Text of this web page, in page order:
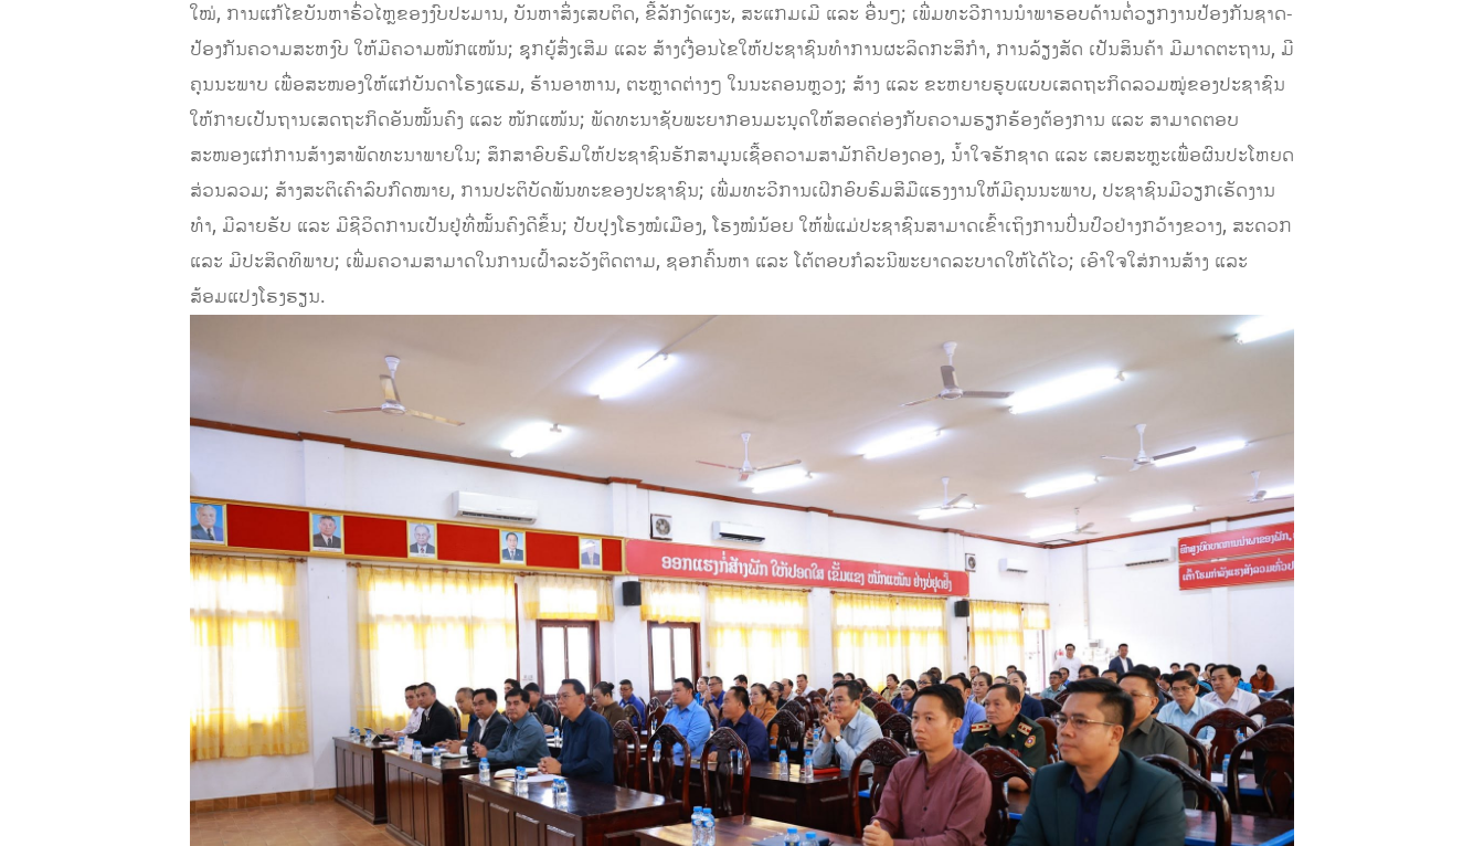
ໃໝ່, ການແກ້ໄຂບັນຫາຮົ່ວໄຫຼຂອງງົບປະມານ, ບັນຫາສິ່ງເສບຕິດ, ຂີ້ລັກງັດແງະ, ສະແກມເມີ ແລະ ອື່ນໆ; ເພີ່ມທະວີການນໍາພາຮອບດ້ານຕໍ່ວຽກງານປ້ອງກັນຊາດ-
ປ້ອງກັນຄວາມສະຫງົບ ໃຫ້ມີຄວາມໜັກແໜ້ນ; ຊຸກຍູ້ສົ່ງເສີມ ແລະ ສ້າງເງື່ອນໄຂໃຫ້ປະຊາຊົນທຳການຜະລິດກະສິກໍາ, ການລ້ຽງສັດ ເປັນສິນຄ້າ ມີມາດຕະຖານ, ມີ
ຄຸນນະພາບ ເພື່ອສະໜອງໃຫ້ແກ່ບັນດາໂຮງແຮມ, ຮ້ານອາຫານ, ຕະຫຼາດຕ່າງໆ ໃນນະຄອນຫຼວງ; ສ້າງ ແລະ ຂະຫຍາຍຮູບແບບເສດຖະກິດລວມໝູ່ຂອງປະຊາຊົນ
ໃຫ້ກາຍເປັນຖານເສດຖະກິດອັນໝັ້ນຄົງ ແລະ ໜັກແໜ້ນ; ພັດທະນາຊັບພະຍາກອນມະນຸດໃຫ້ສອດຄ່ອງກັບຄວາມຮຽກຮ້ອງຕ້ອງການ ແລະ ສາມາດຕອບ
ສະໜອງແກ່ການສ້າງສາພັດທະນາພາຍໃນ; ສຶກສາອົບຮົມໃຫ້ປະຊາຊົນຮັກສາມູນເຊື້ອຄວາມສາມັກຄີປອງດອງ, ນໍ້າໃຈຮັກຊາດ ແລະ ເສຍສະຫຼະເພື່ອຜົນປະໂຫຍດ
ສ່ວນລວມ; ສ້າງສະຕິເຄົາລົບກົດໝາຍ, ການປະຕິບັດພັນທະຂອງປະຊາຊົນ; ເພີ່ມທະວີການເຝິກອົບຮົມສີມືແຮງງານໃຫ້ມີຄຸນນະພາບ, ປະຊາຊົນມີວຽກເຮັດງານ
ທໍາ, ມີລາຍຮັບ ແລະ ມີຊີວິດການເປັນຢູ່ທີ່ໝັ້ນຄົງດີຂຶ້ນ; ປັບປຸງໂຮງໝໍເມືອງ, ໂຮງໝໍນ້ອຍ ໃຫ້ພໍ່ແມ່ປະຊາຊົນສາມາດເຂົ້າເຖິງການປິ່ນປົວຢ່າງກວ້າງຂວາງ, ສະດວກ
ແລະ ມີປະສິດທິພາບ; ເພີ່ມຄວາມສາມາດໃນການເຝົ້າລະວັງຕິດຕາມ, ຊອກຄົ້ນຫາ ແລະ ໂຕ້ຕອບກໍລະນີພະຍາດລະບາດໃຫ້ໄດ້ໄວ; ເອົາໃຈໃສ່ການສ້າງ ແລະ
ສ້ອມແປງໂຮງຮຽນ.